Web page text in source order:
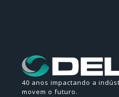
40 anos impactando a
movem o futuro.